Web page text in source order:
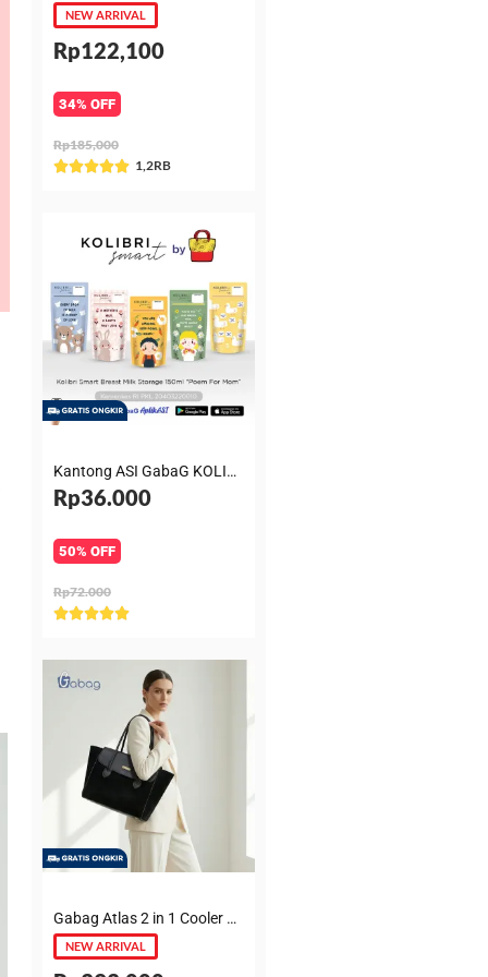
NEW ARRIVAL
Rp122,100
34% OFF
Rp185,000
Rated
of
1,2RB
Kantong ASI GabaG KOLIBRI KASIP 150 ml Poem for Mom
Rp36.000
50% OFF
Rp72.000
Rated
5
Gabag Atlas 2 in 1 Cooler & Diaper Bag Premium Suede – Tas bayi + Thermal pouch 20 Jam, Leakproof, Garansi 6 Bulan
NEW ARRIVAL